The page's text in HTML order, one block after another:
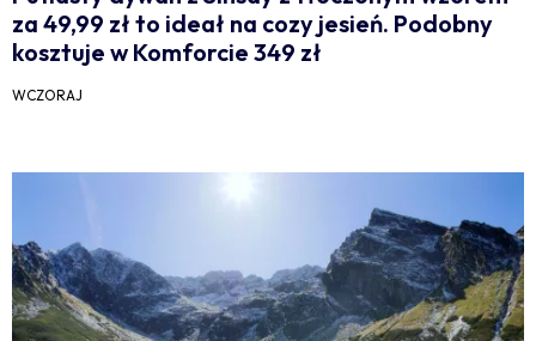
za 49,99 zł to ideał na cozy jesień. Podobny
kosztuje w Komforcie 349 zł
WCZORAJ